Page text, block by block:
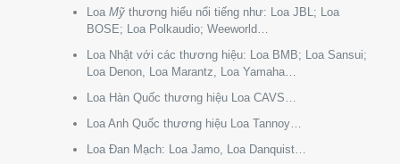
LoaMỹ thương hiểu nổi tiếng như: Loa JBL; Loa
BOSE; Loa Polkaudio; Weeworld…
Loa Nhật với các thương hiệu: Loa BMB; Loa Sansui;
Loa Denon, Loa Marantz, Loa Yamaha…
Loa Hàn Quốc thương hiệu Loa CAVS…
Loa Anh Quốc thương hiệu Loa Tannoy…
Loa Đan Mạch: Loa Jamo, Loa Danquist…